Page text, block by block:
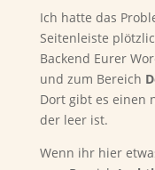
Ich hatte das
Seitenleiste
Backend Eurer
und zum Bereich
Dort gibt es einen
der leer ist.
Wenn ihr hier